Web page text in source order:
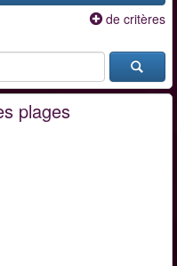
de critères
plages